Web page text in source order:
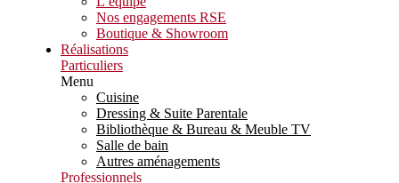
Nos engagements RSE
Boutique & Showroom
Réalisations
Particuliers
Menu
Cuisine
Dressing & Suite Parentale
Bibliothèque & Bureau & Meuble TV
Salle de bain
Autres aménagements
Professionnels